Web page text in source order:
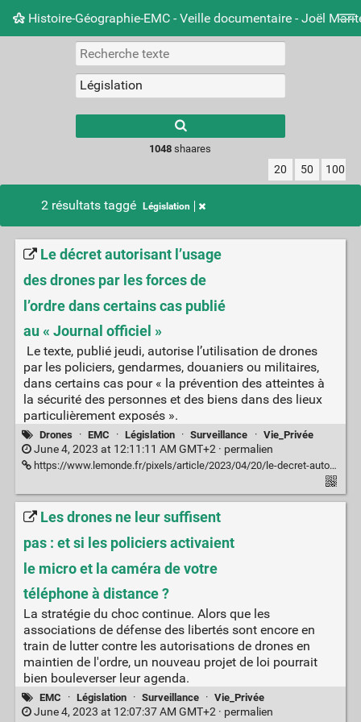
Histoire-Géographie-EMC - Veille documentaire - Joël
Nuage de tags Mur d'images
results.
1048 shaares
20 50 100
2 résultats taggé Législation
Le décret autorisant l’usage
des drones par les forces de
l’ordre dans certains cas publié
au « Journal officiel »
Le texte, publié jeudi, autorise l’utilisation de drones
par les policiers, gendarmes, douaniers ou militaires,
dans certains cas pour « la prévention des atteintes à
la sécurité des personnes et des biens dans des lieux
particulièrement exposés ».
Drones · EMC · Législation · Surveillance · Vie_Privée
June 4, 2023 at 12:11:11 AM GMT+2 · permalien
https://www.lemonde.fr/pixels/article/2023/04/20/le-decret-autorisant-l-usage-des-drones-par-les-forces-de-l-ordre-dans-certains-cas-publie-au-journal-officiel_6170351_4408996.html
Les drones ne leur suffisent
pas : et si les policiers activaient
le micro et la caméra de votre
téléphone à distance ?
La stratégie du choc continue. Alors que les
associations de défense des libertés sont encore en
train de lutter contre les autorisations de drones en
maintien de l'ordre, un nouveau projet de loi pourrait
bien bouleverser leur agenda.
EMC · Législation · Surveillance · Vie_Privée
June 4, 2023 at 12:07:37 AM GMT+2 · permalien